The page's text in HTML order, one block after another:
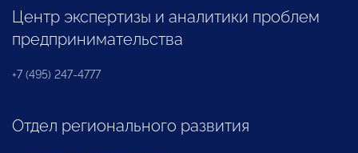
Центр экспертизы и аналитики проблем
предпринимательства
+7 (495) 247-4777
Отдел регионального развития